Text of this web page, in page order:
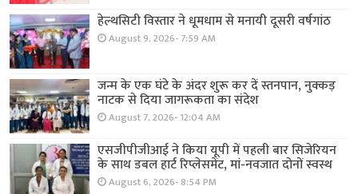
हेल्थसिटी विस्तार ने धूमधाम से मनायी दूसरी वर्षगांठ
August 9, 2026- 7:59 AM
जन्म के एक घंटे के अंदर शुरू कर दें स्तनपान, नुक्कड़
नाटक से दिया जागरूकता का संदेश
August 7, 2026- 12:04 AM
एसजीपीजीआई ने किया यूपी में पहली बार सिजेरियन
के साथ डबल हार्ट रिप्लेसमेंट, मां-नवजात दोनों स्वस्थ
August 6, 2026- 8:54 PM